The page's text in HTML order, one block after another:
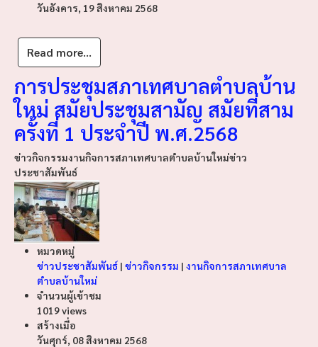
วันอังคาร, 19 สิงหาคม 2568
Read more...
การประชุมสภาเทศบาลตำบลบ้าน
ใหม่ สมัยประชุมสามัญ สมัยที่สาม
ครั้งที่ 1 ประจำปี พ.ศ.2568
ข่าวกิจกรรมงานกิจการสภาเทศบาลตำบลบ้านใหม่ข่าว
ประชาสัมพันธ์
หมวดหมู่
ข่าวประชาสัมพันธ์ | ข่าวกิจกรรม | งานกิจการสภาเทศบาล
ตำบลบ้านใหม่
จำนวนผู้เข้าชม
1019 views
สร้างเมื่อ
วันศุกร์, 08 สิงหาคม 2568